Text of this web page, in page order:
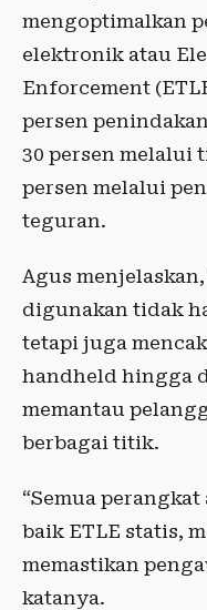
mengoptimalkan
elektronik atau
Enforcement
persen
30 persen melalui
persen melalui
teguran.
Agus
digunakan tidak
tetapi juga
handheld hingga
memantau
berbagai titik.
“Semua
baik ETLE statis,
memastikan
katanya.